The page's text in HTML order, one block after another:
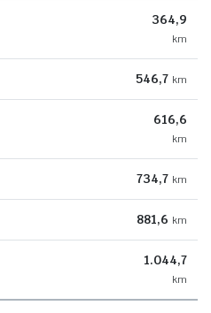
364,9
km
546,7 km
616,6
km
734,7 km
881,6 km
1.044,7
km